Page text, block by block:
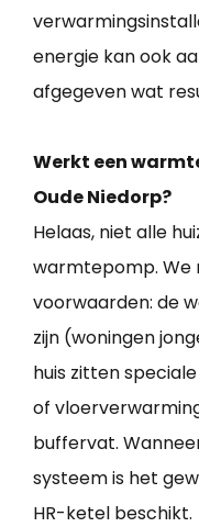
energie kan ook
afgegeven wat
Werkt een
Oude Niedorp?
Helaas, niet alle
warmtepomp. We
voorwaarden: de
zijn (woningen
huis zitten
of
buffervat.
systeem is het
HR-ketel beschikt.